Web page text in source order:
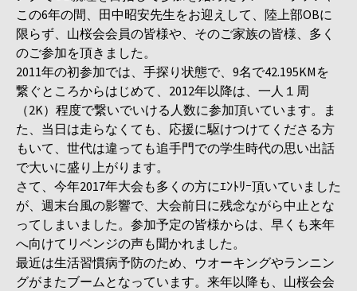
この6年の間、田中昭安先生をお迎えして、陸上部OBに
限らず、山桜会会員の皆様や、そのご家族の皆様、多く
のご参加を頂きました。
2011年の初参加では、手探り状態で、9名で42.195KMを
繋ぐところからはじめて、2012年以降は、一人１周
（2K）程度で繋いでいける人数に参加頂いています。ま
た、当日は走らなくても、応援に駆けつけてくださる方
もいて、世代は違っても追手門での学生時代の思い出話
で大いに盛り上がります。
さて、今年2017年大会も多くの方にｴﾝﾄﾘｰ頂いていました
が、週末台風の影響で、大会前日に残念ながら中止とな
ってしまいました。参加予定の皆様からは、早くも来年
へ向けてリベンジの声も聞かれました。
最近は生活習慣病予防のため、ウオーキングやランニン
グがまたブームとなっています。来年以降も、山桜会会